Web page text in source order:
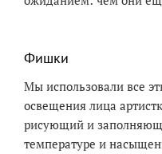
Фишки
Мы использовали все
освещения лица
рисующий и
температуре и